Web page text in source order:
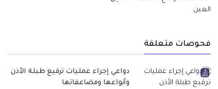
فحوصات متعلقة
دواعي إجراء عمليات ترقيع طبلة الأذن
وأنواعها ومضاعفاتها